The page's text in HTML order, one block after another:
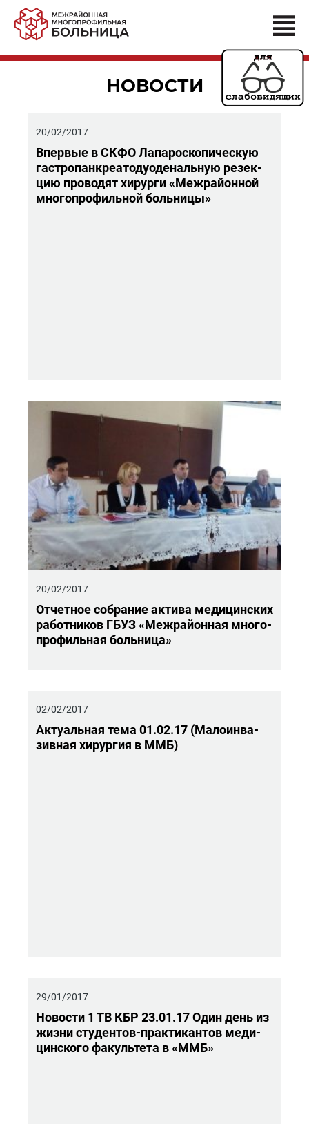
НОВОСТИ
20/02/2017
Впер­вые в СКФО Ла­па­ро­ско­пи­че­скую
га­стро­пан­кре­а­то­дуо­де­наль­ную ре­зек­
цию про­во­дят хи­рур­ги «Меж­рай­он­ной
мно­го­про­филь­ной боль­ни­цы»
20/02/2017
От­чет­ное со­бра­ние ак­ти­ва ме­ди­цин­ских
ра­бот­ни­ков ГБУЗ «Меж­рай­он­ная мно­го­
про­филь­ная боль­ни­ца»
02/02/2017
Ак­ту­аль­ная тема 01.02.17 (Ма­ло­ин­ва­
зив­ная хи­рур­гия в ММБ)
29/01/2017
Но­во­сти 1 ТВ КБР 23.01.17 Один день из
жизни сту­ден­тов-прак­ти­кан­тов ме­ди­
цин­ско­го фа­куль­те­та в «ММБ»